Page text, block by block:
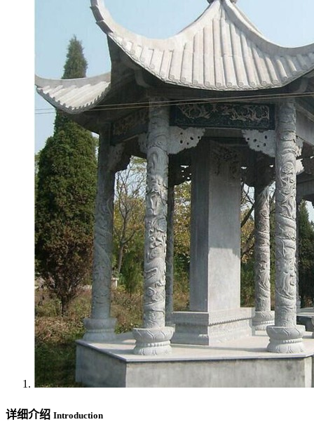
详细介绍 Introduction